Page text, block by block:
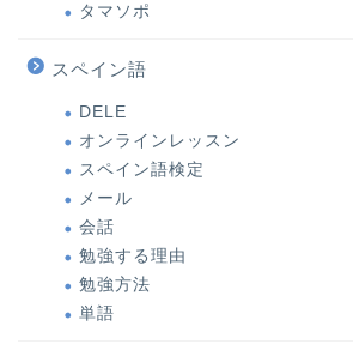
タマソポ
スペイン語
DELE
オンラインレッスン
スペイン語検定
メール
会話
勉強する理由
勉強方法
単語